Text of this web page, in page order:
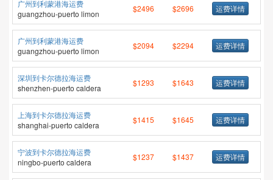
广州到利蒙港海运费
guangzhou-puerto limon
$2496 $2696 运费详情
广州到利蒙港海运费
guangzhou-puerto limon
$2094 $2294 运费详情
深圳到卡尔德拉海运费
shenzhen-puerto caldera
$1293 $1643 运费详情
上海到卡尔德拉海运费
shanghai-puerto caldera
$1415 $1645 运费详情
宁波到卡尔德拉海运费
ningbo-puerto caldera
$1237 $1437 运费详情